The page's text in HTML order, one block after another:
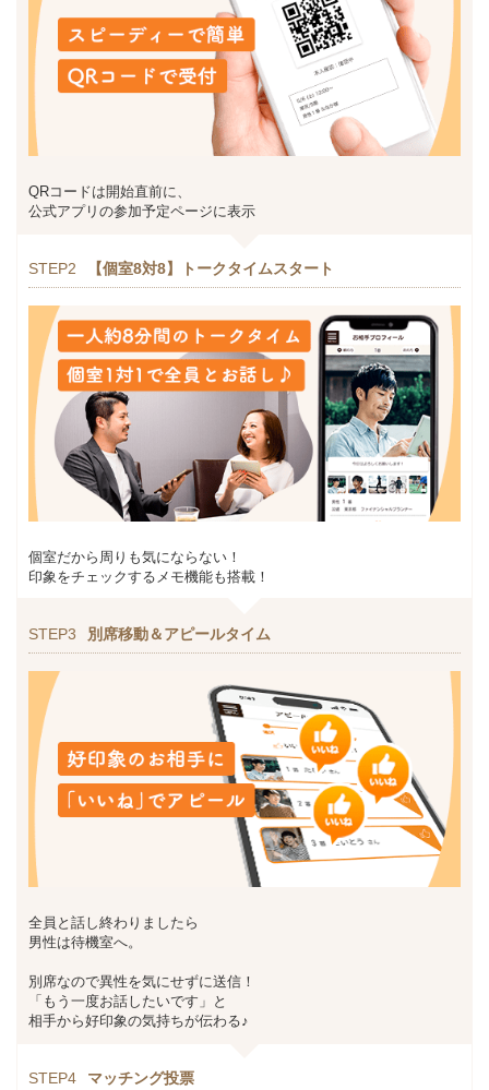
QRコードは開始直前に、
公式アプリの参加予定ページに表示
STEP2 【個室8対8】トークタイムスタート
個室だから周りも気にならない！
印象をチェックするメモ機能も搭載！
STEP3 別席移動＆アピールタイム
全員と話し終わりましたら
男性は待機室へ。
別席なので異性を気にせずに送信！
「もう一度お話したいです」と
相手から好印象の気持ちが伝わる♪
STEP4 マッチング投票